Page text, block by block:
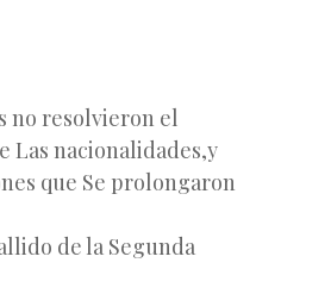
no resolvieron el
Las nacionalidades,y
que Se prolongaron
de la Segunda